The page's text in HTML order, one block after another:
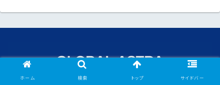
ホーム 検索 トップ サイドバー